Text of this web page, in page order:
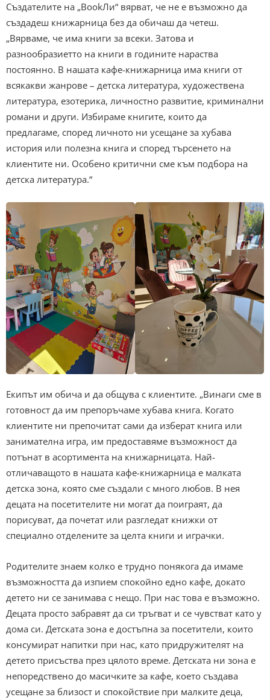
Създателите на „BookЛи“ вярват, че не е възможно да
създадеш книжарница без да обичаш да четеш.
„Вярваме, че има книги за всеки. Затова и
разнообразиетто на книги в годините нараства
постоянно. В нашата кафе-книжарница има книги от
всякакви жанрове – детска литература, художествена
литература, езотерика, личностно развитие, криминални
романи и други. Избираме книгите, които да
предлагаме, според личното ни усещане за хубава
история или полезна книга и според търсенето на
клиентите ни. Особено критични сме към подбора на
детска литература.“
Екипът им обича и да общува с клиентите. „Винаги сме в
готовност да им препоръчаме хубава книга. Когато
клиентите ни препочитат сами да изберат книга или
занимателна игра, им предоставяме възможност да
потънат в асортимента на книжарницата. Най-
отличаващото в нашата кафе-книжарница е малката
детска зона, която сме създали с много любов. В нея
децата на посетителите ни могат да поиграят, да
порисуват, да почетат или разгледат книжки от
специално отделените за целта книги и играчки.
Родителите знаем колко е трудно понякога да имаме
възможността да изпием спокойно едно кафе, докато
детето ни се занимава с нещо. При нас това е възможно.
Децата просто забравят да си тръгват и се чувстват като у
дома си. Детската зона е достъпна за посетители, които
консумират напитки при нас, като придружителят на
детето присъства през цялото време. Детската ни зона е
непоредствено до масичките за кафе, което създава
усещане за близост и спокойствие при малките деца,